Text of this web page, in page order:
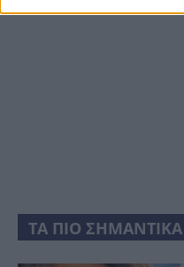
ΤΑ ΠΙΟ ΣΗΜΑΝΤΙΚΑ